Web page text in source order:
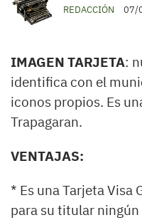
REDACCIÓN 07/
IMAGEN TARJETA:
identifica con el
iconos propios. Es
Trapagaran.
VENTAJAS:
* Es una Tarjeta Visa
para su titular